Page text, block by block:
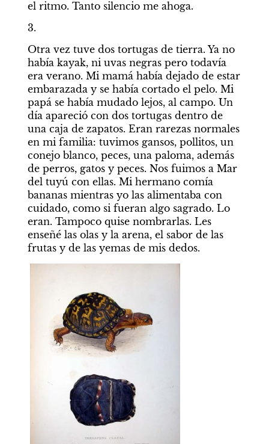
el ritmo. Tanto silencio me ahoga.
3.
Otra vez tuve dos tortugas de tierra. Ya no
había kayak, ni uvas negras pero todavía
era verano. Mi mamá había dejado de estar
embarazada y se había cortado el pelo. Mi
papá se había mudado lejos, al campo. Un
día apareció con dos tortugas dentro de
una caja de zapatos. Eran rarezas normales
en mi familia: tuvimos gansos, pollitos, un
conejo blanco, peces, una paloma, además
de perros, gatos y peces. Nos fuimos a Mar
del tuyú con ellas. Mi hermano comía
bananas mientras yo las alimentaba con
cuidado, como si fueran algo sagrado. Lo
eran. Tampoco quise nombrarlas. Les
enseñé las olas y la arena, el sabor de las
frutas y de las yemas de mis dedos.